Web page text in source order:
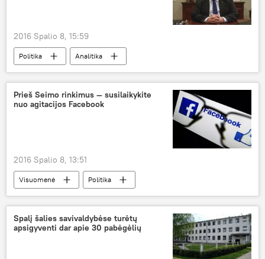
2016 Spalio 8, 15:59
Politika Analitika
Prieš Seimo rinkimus — susilaikykite
nuo agitacijos Facebook
2016 Spalio 8, 13:51
Visuomenė
Politika
Permainų kupinas ruduo: Seimo rinkimai — 2016
Spalį šalies savivaldybėse turėtų
apsigyventi dar apie 30 pabėgėlių